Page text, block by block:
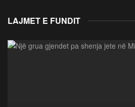
LAJMET E FUNDIT